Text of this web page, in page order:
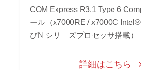
COM Express R3.1 Type 6
ール（x7000RE / x7000C
びN シリーズプロセッサ搭載）
詳細はこちら